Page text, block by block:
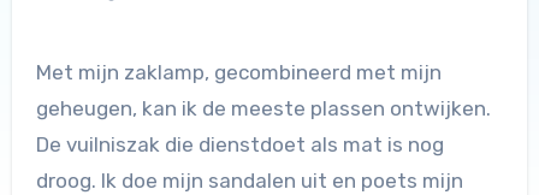
Met mijn zaklamp, gecombineerd met mijn
geheugen, kan ik de meeste plassen ontwijken.
De vuilniszak die dienstdoet als mat is nog
droog. Ik doe mijn sandalen uit en poets mijn